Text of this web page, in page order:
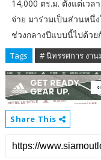
14,000 ตร.ม. ตั้งแต่เว
จ่าย มาร่วมเป็นส่วนหนึ่
ช่วงกลางปีแบบนี้ไปด้วย
Tags # นิทรรศการ งา
Share This